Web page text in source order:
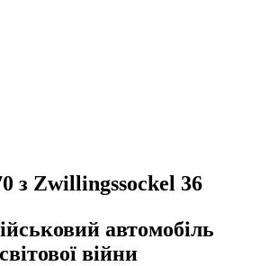
з Zwillingssockel 36
автомобіль
війни